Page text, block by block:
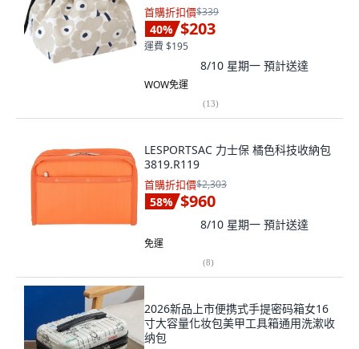
首購折扣價$339
40% $203
運費 $195
8/10 星期一 預計送達
WOW免運
(13)
LESPORTSAC 力士保 橘色科技收納包
3819.R119
首購折扣價$2,303
58% $960
8/10 星期一 預計送達
免運
(8)
2026新品上市便携式手提密码箱女16
寸大容量化妆包美甲工具箱通用洗漱收
纳包